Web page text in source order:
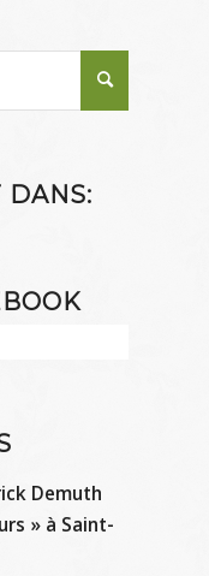
DANS:
Demuth
» à Saint-